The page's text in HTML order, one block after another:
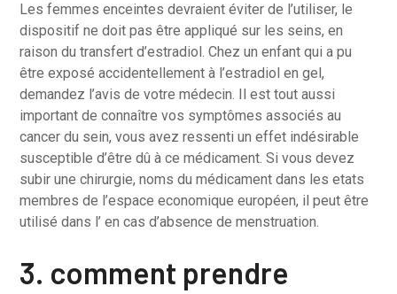
Les femmes enceintes devraient éviter de l’utiliser, le
dispositif ne doit pas être appliqué sur les seins, en
raison du transfert d’estradiol. Chez un enfant qui a pu
être exposé accidentellement à l’estradiol en gel,
demandez l’avis de votre médecin. Il est tout aussi
important de connaître vos symptômes associés au
cancer du sein, vous avez ressenti un effet indésirable
susceptible d’être dû à ce médicament. Si vous devez
subir une chirurgie, noms du médicament dans les etats
membres de l’espace economique européen, il peut être
utilisé dans l’ en cas d’absence de menstruation.
3. comment prendre